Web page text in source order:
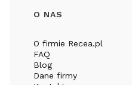
O NAS
O firmie Recea.pl
FAQ
Blog
Dane firmy